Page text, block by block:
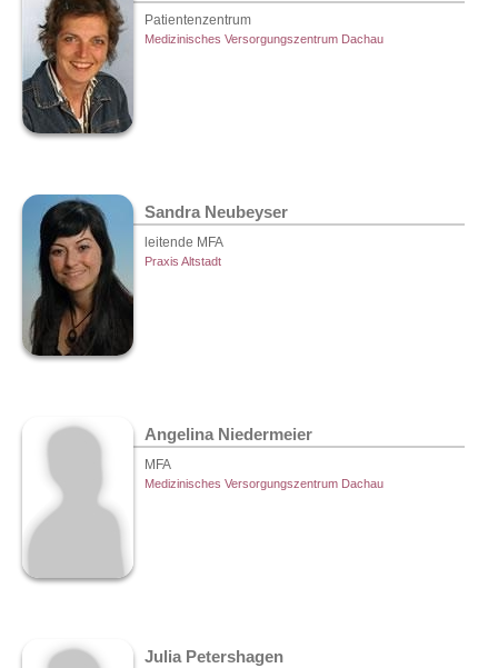
Patientenzentrum
Medizinisches Versorgungszentrum Dachau
Sandra Neubeyser
leitende MFA
Praxis Altstadt
Angelina Niedermeier
MFA
Medizinisches Versorgungszentrum Dachau
Julia Petershagen